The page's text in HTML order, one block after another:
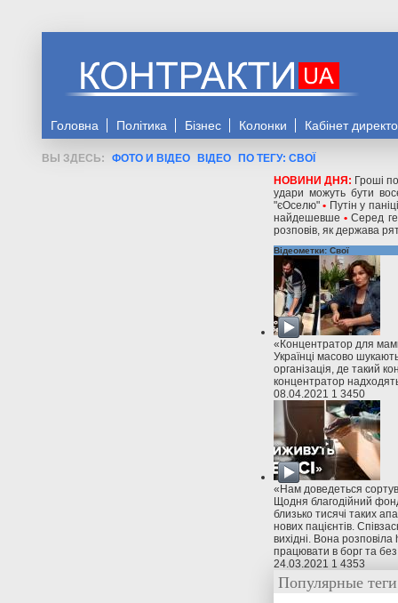
Головна Політика Бізнес Колонки Кабінет
ФОТО И ВІДЕО ВІДЕО
ПО ТЕГУ: СВОЇ
НОВИНИ ДНЯ: Гроші
удари можуть бути
"єОселю" • Путін у
найдешевше • Серед
розповів, як держава
Відеометки: Свої
«Концентратор для
Українці масово
організація, де такий
концентратор
08.04.2021 1 3450
«Нам доведеться
Щодня благодійний
близько тисячі таких
нових пацієнтів.
вихідні. Вона розповіла
працювати в борг та без
24.03.2021 1 4353
Популярные теги